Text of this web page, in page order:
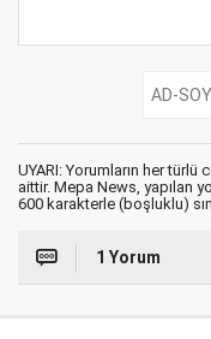
UYARI: Yorumların her
aittir. Mepa News, yapılan
600 karakterle (boşluklu)
1 Yorum